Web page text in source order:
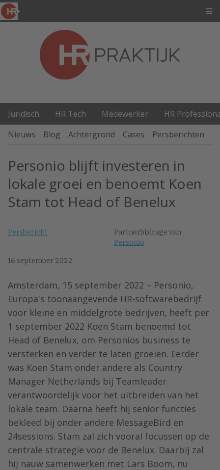
Juridisch HR Tech Medewerker
HR
Nieuws
Blog Achtergrond Cases Persberichten
Personio blijft investeren in
lokale groei en benoemt Koen
Stam tot Head of Benelux
Persbericht
Partnerbijdrage van:
Personio
16 september 2022
Amsterdam, 15 september 2022 – Personio,
Europa's toonaangevende HR-softwarebedrijf
voor kleine en middelgrote bedrijven, heeft per
1 september 2022 Koen Stam benoemd tot
Head of Benelux, om Personios business te
versterken en verder te laten groeien. Eerder
was Koen Stam onder andere als Country
Manager Netherlands bij Teamleader
verantwoordelijk voor het uitbreiden van het
lokale team. Daarna heeft hij senior functies
bekleed bij onder andere MessageBird en
24sessions. Stam zal zich vooral focussen op de
centrale strategie voor de Benelux. Daarbij zal
hij nauw samenwerken met Lars Boom, nu